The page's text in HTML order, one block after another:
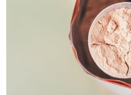
relativt nytt begrep innen
på noe som mange lenge har